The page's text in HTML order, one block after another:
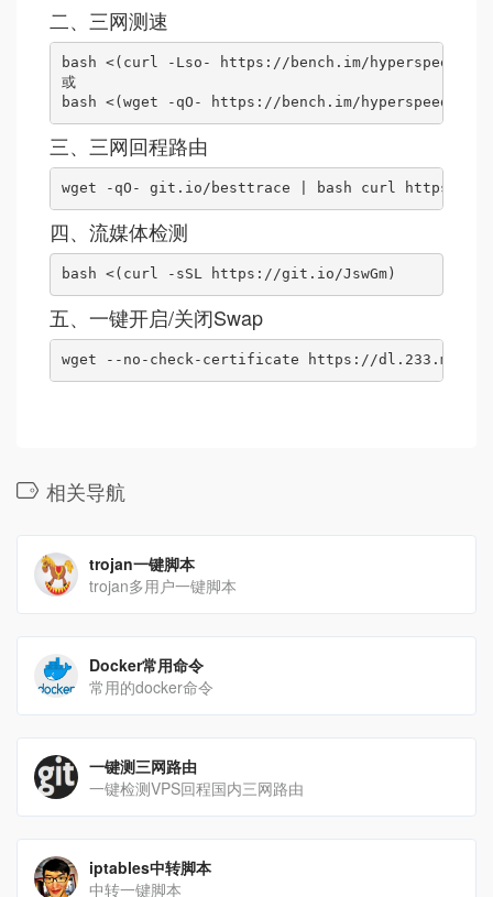
二、三网测速
bash <(curl -Lso- https://bench.im/hyperspeed)
或
bash <(wget -qO- https://bench.im/hyperspeed)
三、三网回程路由
wget -qO- git.io/besttrace | bash curl https://
四、流媒体检测
bash <(curl -sSL https://git.io/JswGm)
五、一键开启/关闭Swap
wget --no-check-certificate https://dl.233.mba/d/
相关导航
trojan一键脚本
trojan多用户一键脚本
Docker常用命令
常用的docker命令
一键测三网路由
一键检测VPS回程国内三网路由
iptables中转脚本
中转一键脚本